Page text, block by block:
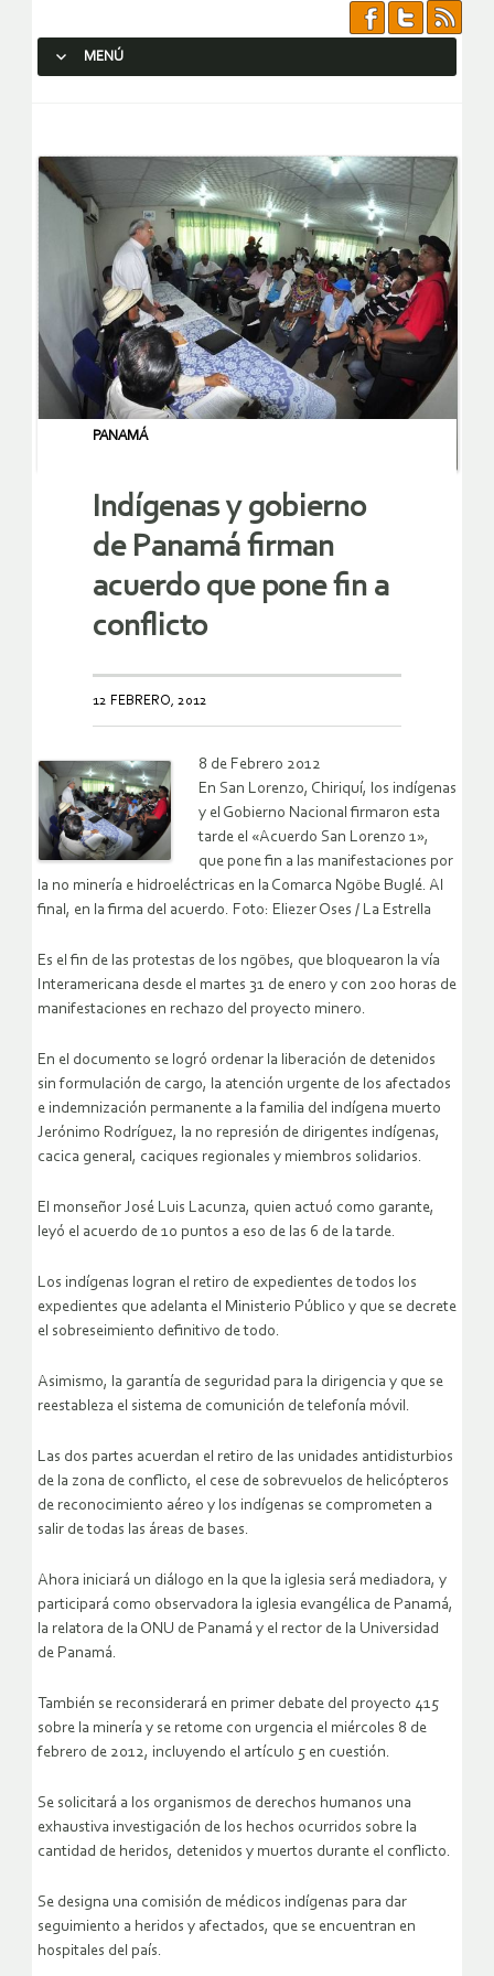
MENÚ
PANAMÁ
Indígenas y gobierno
de Panamá firman
acuerdo que pone fin a
conflicto
12 FEBRERO, 2012
8 de Febrero 2012
En San Lorenzo, Chiriquí, los indígenas
y el Gobierno Nacional firmaron esta
tarde el «Acuerdo San Lorenzo 1»,
que pone fin a las manifestaciones por
la no minería e hidroeléctricas en la Comarca Ngöbe Buglé. Al
final, en la firma del acuerdo. Foto: Eliezer Oses / La Estrella
Es el fin de las protestas de los ngöbes, que bloquearon la vía
Interamericana desde el martes 31 de enero y con 200 horas de
manifestaciones en rechazo del proyecto minero.
En el documento se logró ordenar la liberación de detenidos
sin formulación de cargo, la atención urgente de los afectados
e indemnización permanente a la familia del indígena muerto
Jerónimo Rodríguez, la no represión de dirigentes indígenas,
cacica general, caciques regionales y miembros solidarios.
El monseñor José Luis Lacunza, quien actuó como garante,
leyó el acuerdo de 10 puntos a eso de las 6 de la tarde.
Los indígenas logran el retiro de expedientes de todos los
expedientes que adelanta el Ministerio Público y que se decrete
el sobreseimiento definitivo de todo.
Asimismo, la garantía de seguridad para la dirigencia y que se
reestableza el sistema de comunición de telefonía móvil.
Las dos partes acuerdan el retiro de las unidades antidisturbios
de la zona de conflicto, el cese de sobrevuelos de helicópteros
de reconocimiento aéreo y los indígenas se comprometen a
salir de todas las áreas de bases.
Ahora iniciará un diálogo en la que la iglesia será mediadora, y
participará como observadora la iglesia evangélica de Panamá,
la relatora de la ONU de Panamá y el rector de la Universidad
de Panamá.
También se reconsiderará en primer debate del proyecto 415
sobre la minería y se retome con urgencia el miércoles 8 de
febrero de 2012, incluyendo el artículo 5 en cuestión.
Se solicitará a los organismos de derechos humanos una
exhaustiva investigación de los hechos ocurridos sobre la
cantidad de heridos, detenidos y muertos durante el conflicto.
Se designa una comisión de médicos indígenas para dar
seguimiento a heridos y afectados, que se encuentran en
hospitales del país.